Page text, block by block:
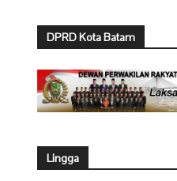
DPRD Kota Batam
Lingga